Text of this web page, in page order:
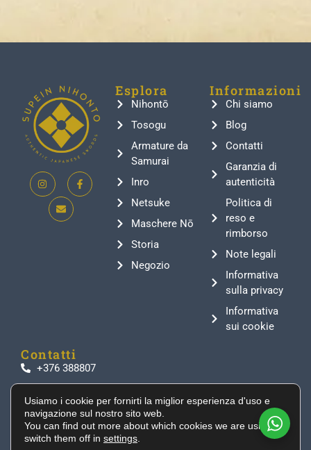
Esplora
Nihontō
Tosogu
Armature da
Samurai
Inro
Netsuke
Maschere Nō
Storia
Negozio
Informazioni
Chi siamo
Blog
Contatti
Garanzia di
autenticità
Politica di
reso e
rimborso
Note legali
Informativa
sulla privacy
Informativa
sui cookie
Contatti
+376 388807
Residencial Les Moles, Canillo AD100, Andorra
Autentiche spade giapponesi, armature da samurai
e manufatti storici selezionati direttamente dal
Usiamo i cookie per fornirti la miglior esperienza d'uso e
navigazione sul nostro sito web.
You can find out more about which cookies we are using or
switch them off in settings